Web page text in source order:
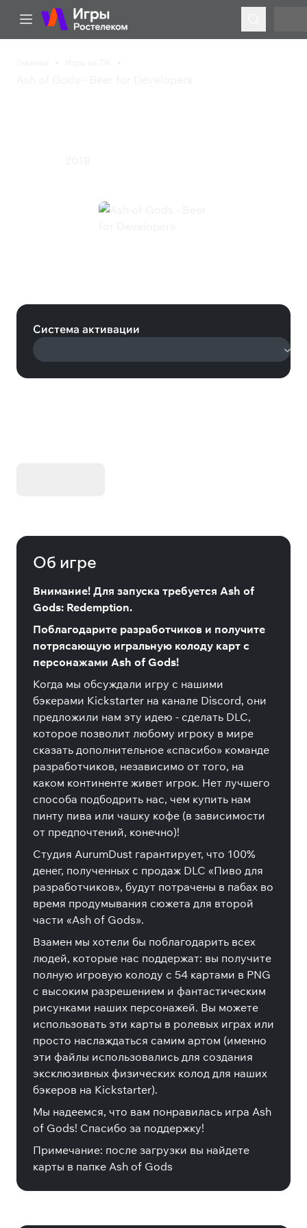
Система активации
Об игре
Внимание! Для запуска требуется Ash of
Gods: Redemption.
Поблагодарите разработчиков и получите
потрясающую игральную колоду карт с
персонажами Ash of Gods!
Когда мы обсуждали игру с нашими
бэкерами Kickstarter на канале Discord, они
предложили нам эту идею - сделать DLC,
которое позволит любому игроку в мире
сказать дополнительное «cпасибо» команде
разработчиков, независимо от того, на
каком континенте живет игрок. Нет лучшего
способа подбодрить нас, чем купить нам
пинту пива или чашку кофе (в зависимости
от предпочтений, конечно)!
Студия AurumDust гарантирует, что 100%
денег, полученных с продаж DLC «Пиво для
разработчиков», будут потрачены в пабах во
время продумывания сюжета для второй
части «Ash of Gods».
Взамен мы хотели бы поблагодарить всех
людей, которые нас поддержат: вы получите
полную игровую колоду с 54 картами в PNG
с высоким разрешением и фантастическим
рисунками наших персонажей. Вы можете
использовать эти карты в ролевых играх или
просто наслаждаться самим артом (именно
эти файлы использовались для создания
эксклюзивных физических колод для наших
бэкеров на Kickstarter).
Мы надеемся, что вам понравилась игра Ash
of Gods! Спасибо за поддержку!
Примечание: после загрузки вы найдете
карты в папке Ash of Gods